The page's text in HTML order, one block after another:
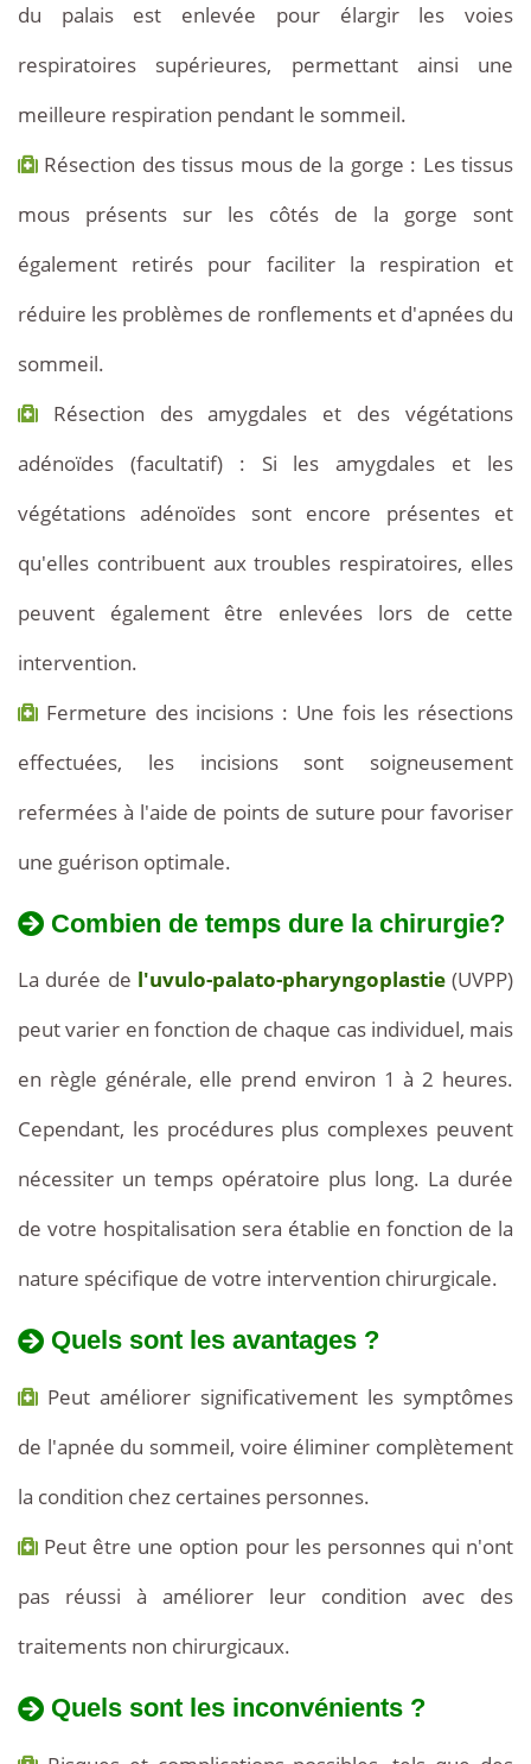
du palais est enlevée pour élargir les voies
respiratoires supérieures, permettant ainsi une
meilleure respiration pendant le sommeil.
Résection des tissus mous de la gorge : Les tissus
mous présents sur les côtés de la gorge sont
également retirés pour faciliter la respiration et
réduire les problèmes de ronflements et d'apnées du
sommeil.
Résection des amygdales et des végétations
adénoïdes (facultatif) : Si les amygdales et les
végétations adénoïdes sont encore présentes et
qu'elles contribuent aux troubles respiratoires, elles
peuvent également être enlevées lors de cette
intervention.
Fermeture des incisions : Une fois les résections
effectuées, les incisions sont soigneusement
refermées à l'aide de points de suture pour favoriser
une guérison optimale.
Combien de temps dure la chirurgie?
La durée de l'uvulo-palato-pharyngoplastie(UVPP)
peut varier en fonction de chaque cas individuel, mais
en règle générale, elle prend environ 1 à 2 heures.
Cependant, les procédures plus complexes peuvent
nécessiter un temps opératoire plus long. La durée
de votre hospitalisation sera établie en fonction de la
nature spécifique de votre intervention chirurgicale.
Quels sont les avantages ?
Peut améliorer significativement les symptômes
de l'apnée du sommeil, voire éliminer complètement
la condition chez certaines personnes.
Peut être une option pour les personnes qui n'ont
pas réussi à améliorer leur condition avec des
traitements non chirurgicaux.
Quels sont les inconvénients ?